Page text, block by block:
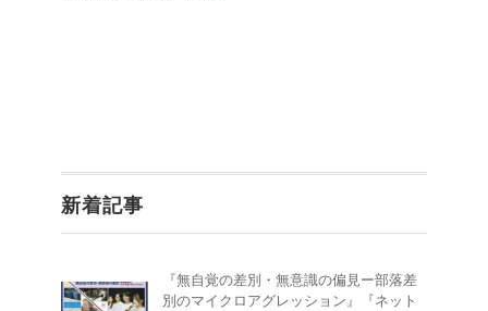
新着記事
『無自覚の差別・無意識の偏見ー部落差
別のマイクロアグレッション』『ネット